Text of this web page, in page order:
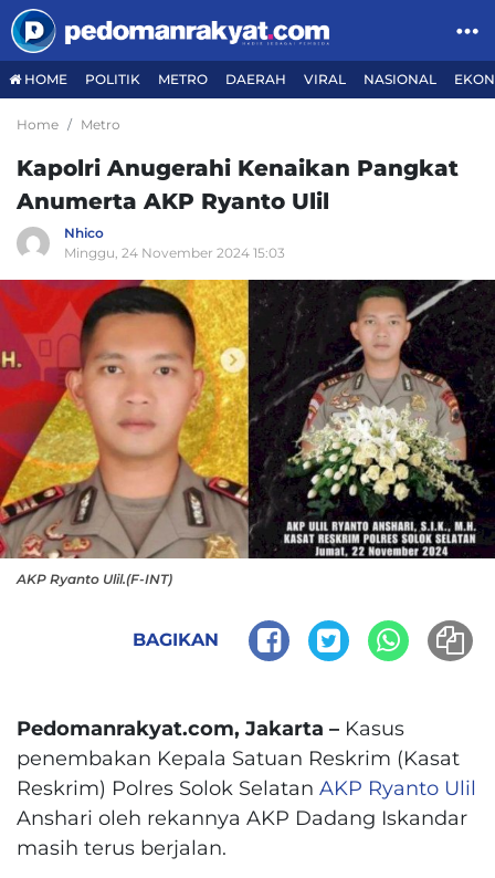
HOME POLITIK METRO DAERAH VIRAL NASIONAL
Home Metro
Kapolri Anugerahi Kenaikan Pangkat
Anumerta AKP Ryanto Ulil
Nhico
Minggu, 24 November 2024 15:03
AKP Ryanto Ulil.(F-INT)
BAGIKAN
Pedomanrakyat.com, Jakarta – Kasus
penembakan Kepala Satuan Reskrim (Kasat
Reskrim) Polres Solok Selatan AKP Ryanto Ulil
Anshari oleh rekannya AKP Dadang Iskandar
masih terus berjalan.